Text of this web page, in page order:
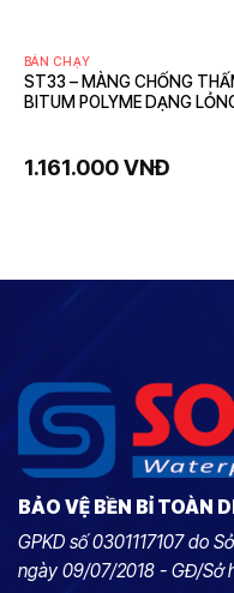
BÁN CHẠY
ST33 – MÀNG CHỐNG
BITUM POLYME DẠNG
1.161.000VNĐ
BẢO VỆ BỀN BỈ TOÀN
GPKD số 0301117107 do
ngày 09/07/2018 - GĐ/Sở